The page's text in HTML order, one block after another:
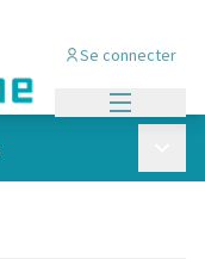
Se connecter